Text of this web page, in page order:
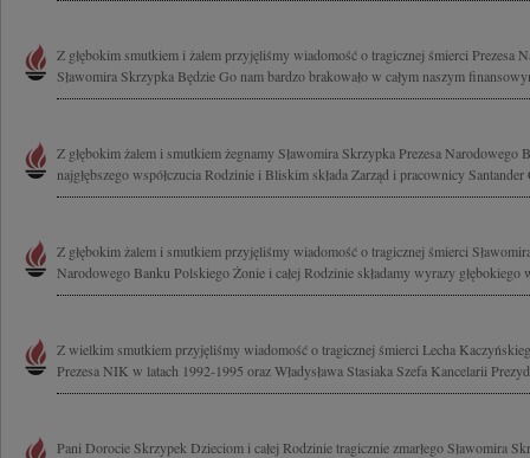
Z głębokim smutkiem i żalem przyjęliśmy wiadomość o tragicznej śmierci Prezesa
Sławomira Skrzypka Będzie Go nam bardzo brakowało w całym naszym
Z głębokim żalem i smutkiem żegnamy Sławomira Skrzypka Prezesa Narodowego
najgłębszego współczucia Rodzinie i Bliskim składa Zarząd i pracownicy Santander
Z głębokim żalem i smutkiem przyjęliśmy wiadomość o tragicznej śmierci
Narodowego Banku Polskiego Żonie i całej Rodzinie składamy wyrazy głębokiego
Z wielkim smutkiem przyjęliśmy wiadomość o tragicznej śmierci Lecha
Prezesa NIK w latach 1992-1995 oraz Władysława Stasiaka Szefa Kancelarii
Pani Dorocie Skrzypek Dzieciom i całej Rodzinie tragicznie zmarłego Sławomira